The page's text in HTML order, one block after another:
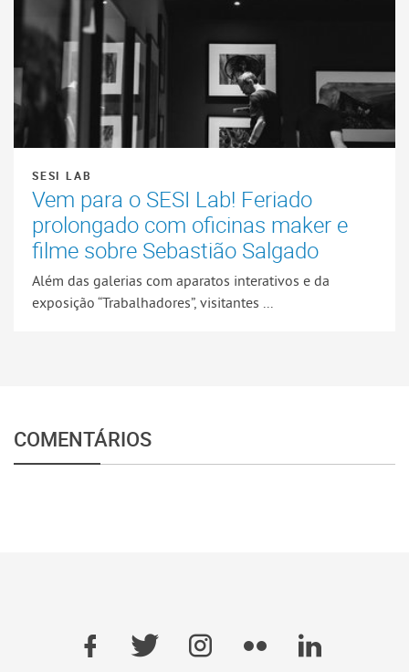
SESI LAB
Vem para o SESI Lab! Feriado
prolongado com oficinas maker e
filme sobre Sebastião Salgado
Além das galerias com aparatos interativos e da
exposição “Trabalhadores”, visitantes ...
COMENTÁRIOS